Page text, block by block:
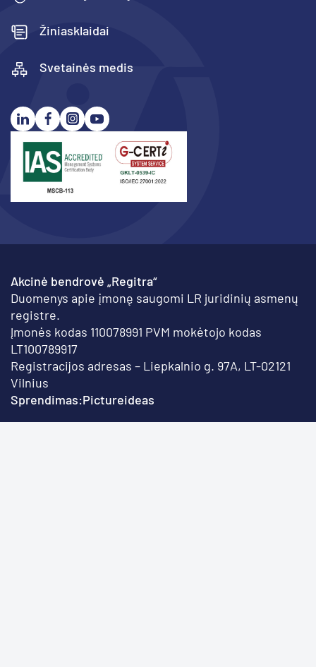
Žiniasklaidai
Svetainės medis
Akcinė bendrovė „Regitra“
Duomenys apie įmonę saugomi LR juridinių asmenų
registre.
Įmonės kodas 110078991 PVM mokėtojo kodas
LT100789917
Registracijos adresas – Liepkalnio g. 97A, LT-02121
Vilnius
Sprendimas:Pictureideas